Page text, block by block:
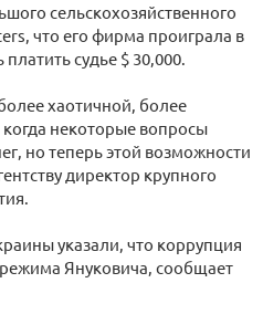
сельскохозяйственного
что его фирма проиграла в
судье $ 30,000.
хаотичной, более
некоторые вопросы
но теперь этой возможности
директор крупного
указали, что коррупция
Януковича, сообщает